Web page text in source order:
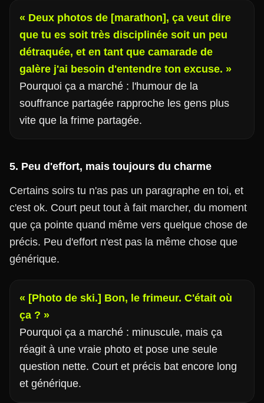
« Deux photos de [marathon], ça veut dire
que tu es soit très disciplinée soit un peu
détraquée, et en tant que camarade de
galère j'ai besoin d'entendre ton excuse. »
Pourquoi ça a marché : l'humour de la
souffrance partagée rapproche les gens plus
vite que la frime partagée.
5. Peu d'effort, mais toujours du charme
Certains soirs tu n'as pas un paragraphe en toi, et
c'est ok. Court peut tout à fait marcher, du moment
que ça pointe quand même vers quelque chose de
précis. Peu d'effort n'est pas la même chose que
générique.
« [Photo de ski.] Bon, le frimeur. C'était où
ça ? »
Pourquoi ça a marché : minuscule, mais ça
réagit à une vraie photo et pose une seule
question nette. Court et précis bat encore long
et générique.